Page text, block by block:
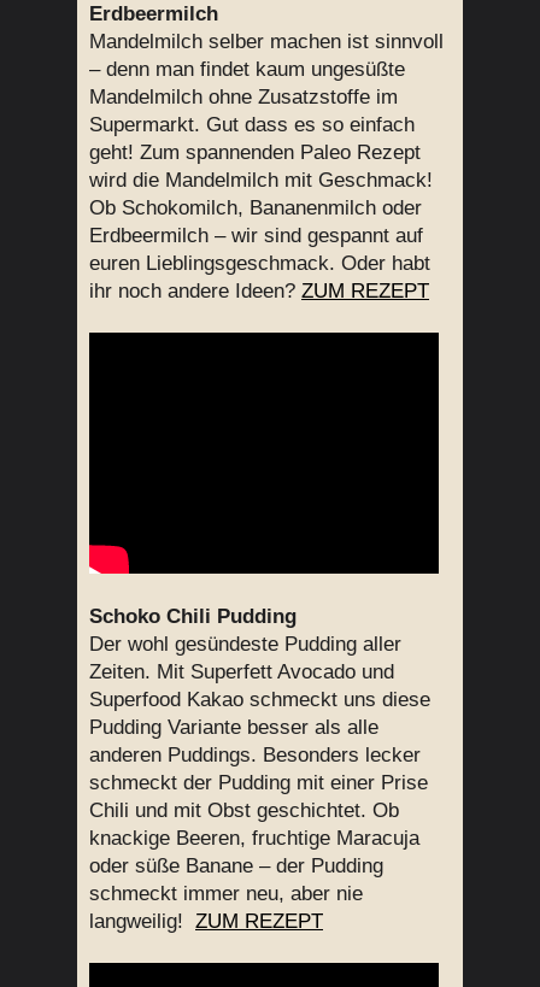
Erdbeermilch
Mandelmilch selber machen ist sinnvoll
– denn man findet kaum ungesüßte
Mandelmilch ohne Zusatzstoffe im
Supermarkt. Gut dass es so einfach
geht! Zum spannenden Paleo Rezept
wird die Mandelmilch mit Geschmack!
Ob Schokomilch, Bananenmilch oder
Erdbeermilch – wir sind gespannt auf
euren Lieblingsgeschmack. Oder habt
ihr noch andere Ideen? ZUM REZEPT
Schoko Chili Pudding
Der wohl gesündeste Pudding aller
Zeiten. Mit Superfett Avocado und
Superfood Kakao schmeckt uns diese
Pudding Variante besser als alle
anderen Puddings. Besonders lecker
schmeckt der Pudding mit einer Prise
Chili und mit Obst geschichtet. Ob
knackige Beeren, fruchtige Maracuja
oder süße Banane – der Pudding
schmeckt immer neu, aber nie
langweilig! ZUM REZEPT